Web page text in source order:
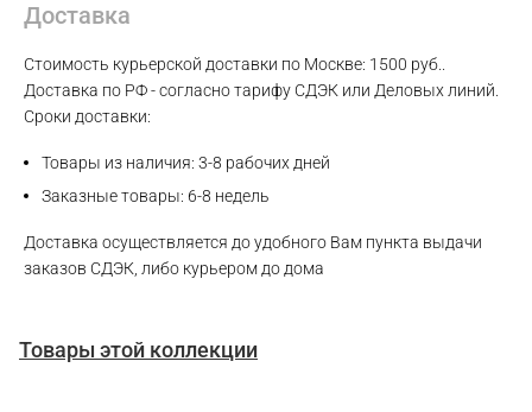
Доставка
Стоимость курьерской доставки по Москве: 1500 руб..
Доставка по РФ - согласно тарифу СДЭК или Деловых линий.
Сроки доставки:
Товары из наличия: 3-8 рабочих дней
Заказные товары: 6-8 недель
Доставка осуществляется до удобного Вам пункта выдачи
заказов СДЭК, либо курьером до дома
Товары этой коллекции